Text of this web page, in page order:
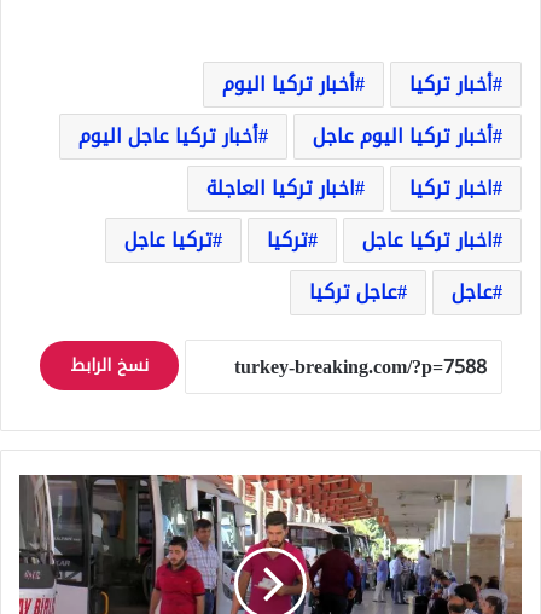
أخبار تركيا
أخبار تركيا اليوم
أخبار تركيا اليوم عاجل
أخبار تركيا عاجل اليوم
اخبار تركيا
اخبار تركيا العاجلة
اخبار تركيا عاجل
تركيا
تركيا عاجل
عاجل
عاجل تركيا
نسخ الرابط
ولاية
عنتاب
تفرض
قوانين
جديدة